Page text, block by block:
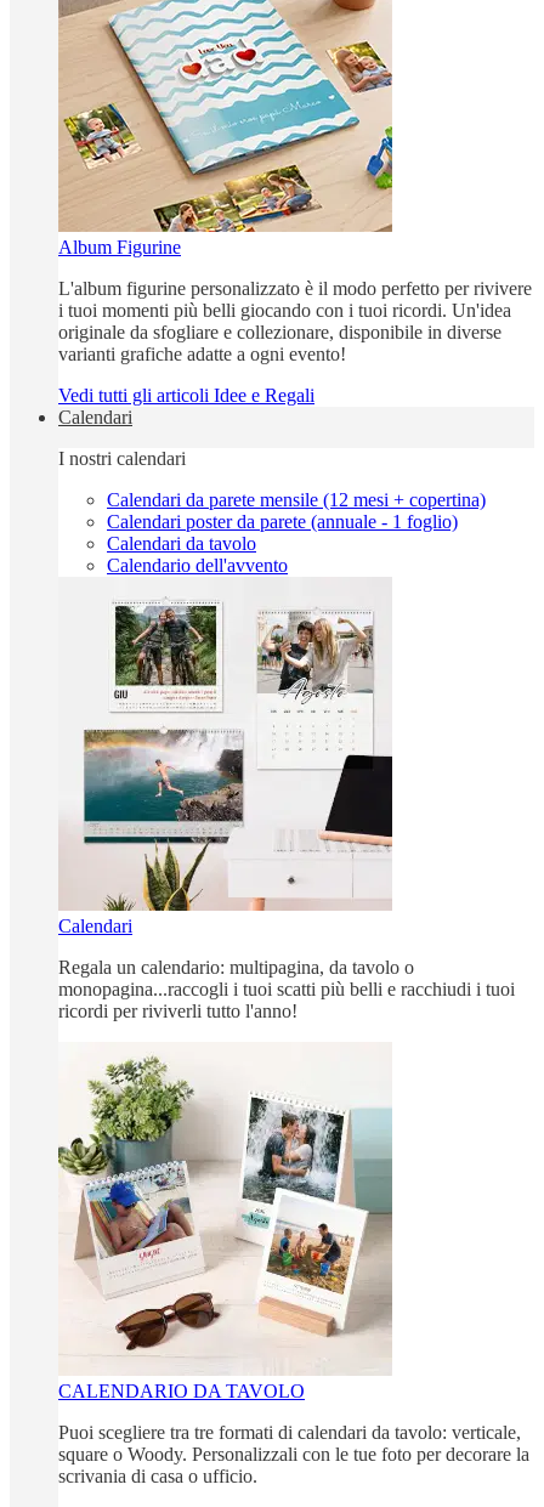
Album Figurine
L'album figurine personalizzato è il modo perfetto per rivivere
i tuoi momenti più belli giocando con i tuoi ricordi. Un'idea
originale da sfogliare e collezionare, disponibile in diverse
varianti grafiche adatte a ogni evento!
Vedi tutti gli articoli Idee e Regali
Calendari
I nostri calendari
Calendari da parete mensile (12 mesi + copertina)
Calendari poster da parete (annuale - 1 foglio)
Calendari da tavolo
Calendario dell'avvento
Calendari
Regala un calendario: multipagina, da tavolo o
monopagina...raccogli i tuoi scatti più belli e racchiudi i tuoi
ricordi per riviverli tutto l'anno!
CALENDARIO DA TAVOLO
Puoi scegliere tra tre formati di calendari da tavolo: verticale,
square o Woody. Personalizzali con le tue foto per decorare la
scrivania di casa o ufficio.